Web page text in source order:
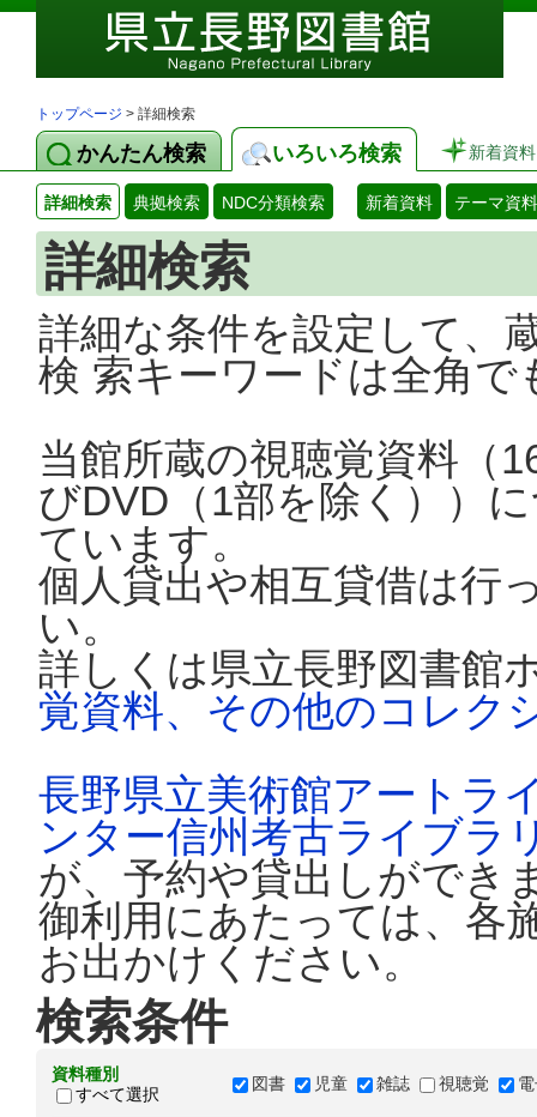
トップページ > 詳細検索
かんたん検索 いろいろ検索 新着資料
詳細検索 典拠検索 NDC分類検索 新着資料 テーマ資料
詳細検索
詳細な条件を設定して、
検 索キーワードは全角
当館所蔵の視聴覚資料（
びDVD（1部を除く））
ています。
個人貸出や相互貸借は行
い。
詳しくは県立長野図書館
覚資料、その他のコレク
長野県立美術館アートラ
ンター信州考古ライブラ
が、予約や貸出しができ
御利用にあたっては、各
お出かけください。
検索条件
資料種別
すべて選択
図書 児童 雑誌 視聴覚